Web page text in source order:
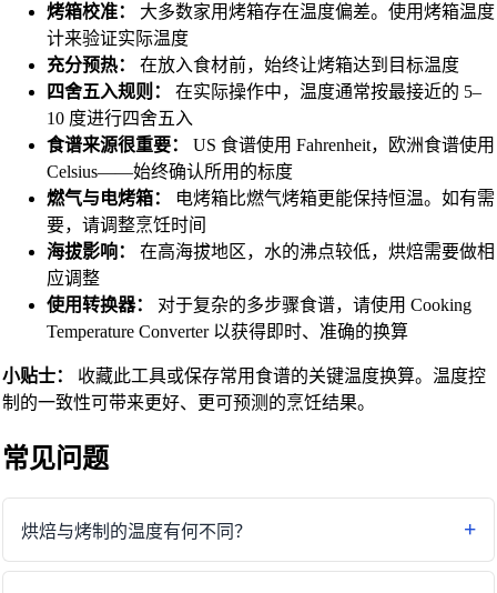
烤箱校准：
大多数家用烤箱存在温度偏差。使用烤箱温度
计来验证实际温度
充分预热：
在放入食材前，始终让烤箱达到目标温度
四舍五入规则：
在实际操作中，温度通常按最接近的 5–
10 度进行四舍五入
食谱来源很重要：
US 食谱使用 Fahrenheit，欧洲食谱使用
Celsius——始终确认所用的标度
燃气与电烤箱：
电烤箱比燃气烤箱更能保持恒温。如有需
要，请调整烹饪时间
海拔影响：
在高海拔地区，水的沸点较低，烘焙需要做相
应调整
使用转换器：
对于复杂的多步骤食谱，请使用 Cooking
Temperature Converter 以获得即时、准确的换算
小贴士：
收藏此工具或保存常用食谱的关键温度换算。温度控
制的一致性可带来更好、更可预测的烹饪结果。
常见问题
烘焙与烤制的温度有何不同？